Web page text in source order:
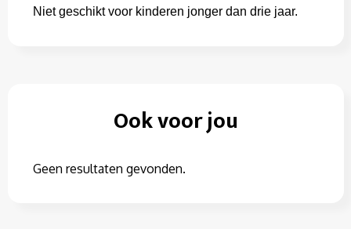
Niet geschikt voor kinderen jonger dan drie jaar.
Ook voor jou
Geen resultaten gevonden.